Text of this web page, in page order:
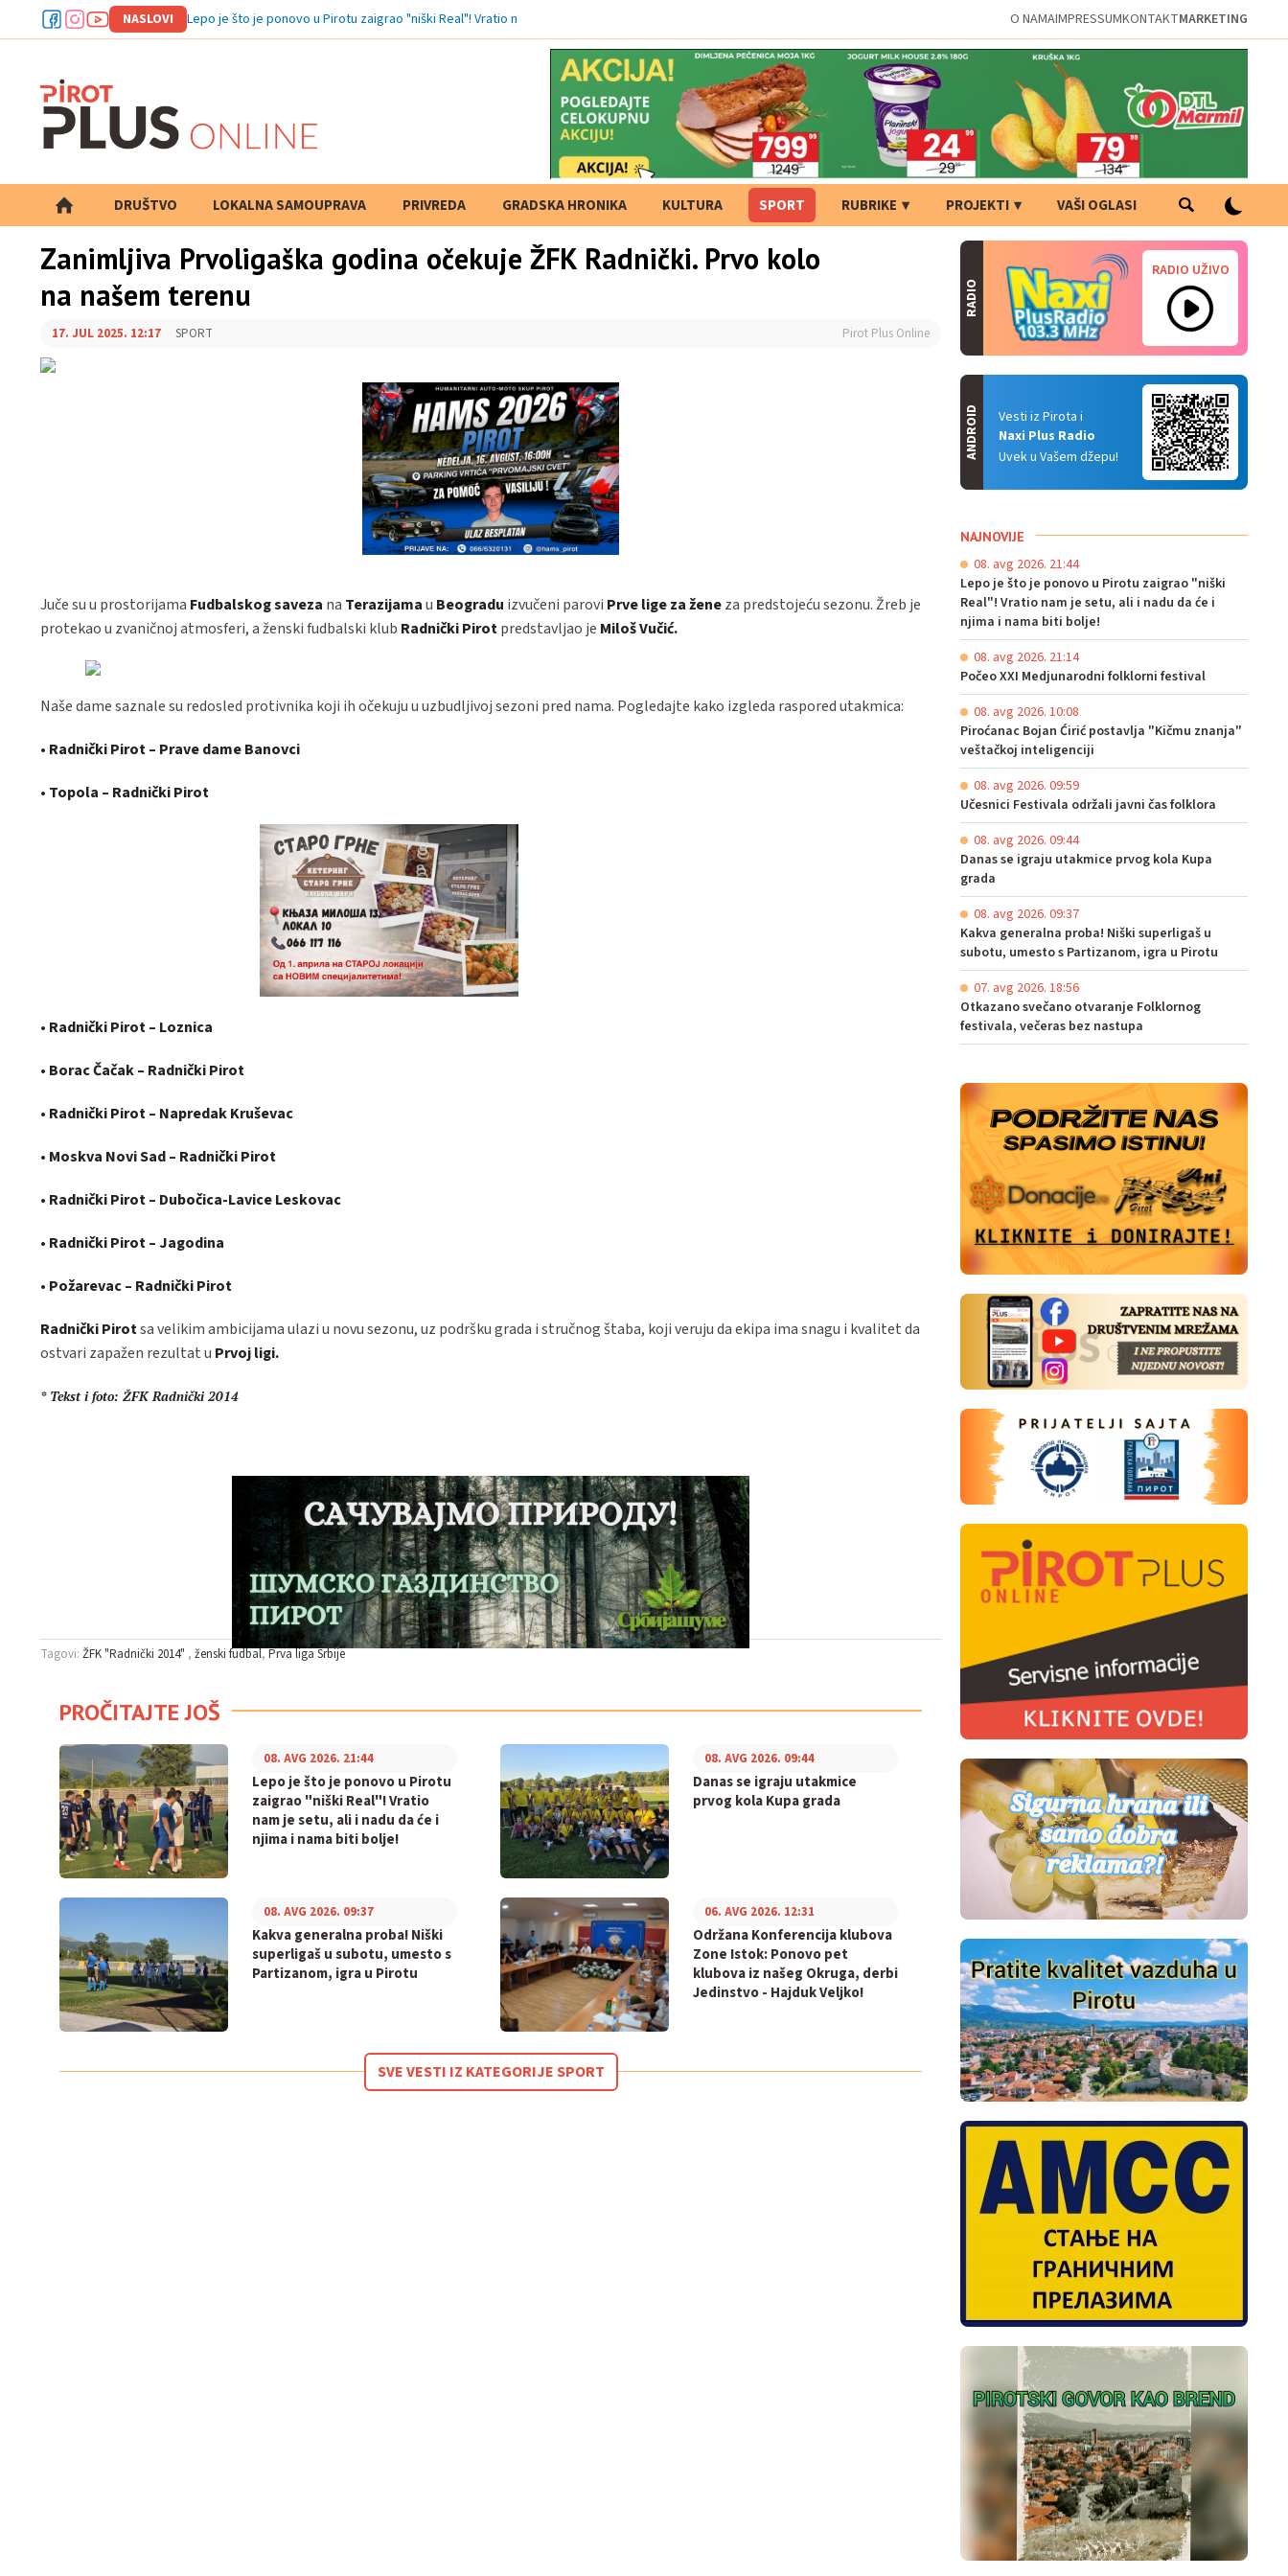
NASLOVI Lepo je O NAMAIMPRESSUMKONTAKTMARKETING
DRUŠTVO LOKALNA SAMOUPRAVA PRIVREDA GRADSKA HRONIKA KULTURA SPORT RUBRIKE PROJEKTI VAŠI OGLASI
PRETRAGA
Zanimljiva Prvoligaška godina očekuje ŽFK Radnički. Prvo kolo
na našem terenu
17. JUL 2025. 12:17 SPORT Pirot Plus Online
Juče su u prostorijama Fudbalskog saveza na Terazijamau Beogradu izvučeni parovi Prve lige za ženeza predstojeću sezonu. Žreb je
protekao u zvaničnoj atmosferi, a ženski fudbalski klub Radnički Pirotpredstavljao je Miloš Vučić.
Naše dame saznale su redosled protivnika koji ih očekuju u uzbudljivoj sezoni pred nama. Pogledajte kako izgleda raspored utakmica:
• Radnički Pirot – Prave dame Banovci
• Topola – Radnički Pirot
• Radnički Pirot – Loznica
• Borac Čačak – Radnički Pirot
• Radnički Pirot – Napredak Kruševac
• Moskva Novi Sad – Radnički Pirot
• Radnički Pirot – Dubočica-Lavice Leskovac
• Radnički Pirot – Jagodina
• Požarevac – Radnički Pirot
Radnički Pirotsa velikim ambicijama ulazi u novu sezonu, uz podršku grada i stručnog štaba, koji veruju da ekipa ima snagu i kvalitet da
ostvari zapažen rezultat u Prvoj ligi.
* Tekst i foto: ŽFK Radnički 2014
Tagovi: ŽFK "Radnički 2014" ženski fudbal Prva liga Srbije
PROČITAJTE JOŠ
Lepo je što je ponovo u Pirotu
zaigrao "niški Real"! Vratio
nam je setu, ali i nadu da će i
njima i nama biti bolje!
08. AVG 2026. 21:44
Danas se igraju utakmice
prvog kola Kupa grada
08. AVG 2026. 09:44
Kakva generalna proba! Niški
superligaš u subotu, umesto s
Partizanom, igra u Pirotu
08. AVG 2026. 09:37
Održana Konferencija klubova
Zone Istok: Ponovo pet
klubova iz našeg Okruga, derbi
Jedinstvo - Hajduk Veljko!
06. AVG 2026. 12:31
SVE VESTI IZ KATEGORIJE SPORT
RADIO
RADIO UŽIVO
Vesti iz Pirota i
Naxi Plus Radio
Uvek u Vašem džepu!
ANDROID
NAJNOVIJE
08. avg 2026. 21:44
Lepo je što je ponovo u Pirotu zaigrao "niški
Real"! Vratio nam je setu, ali i nadu da će i
njima i nama biti bolje!
08. avg 2026. 21:14
Počeo XXI Medjunarodni folklorni festival
08. avg 2026. 10:08
Piroćanac Bojan Ćirić postavlja "Kičmu znanja"
veštačkoj inteligenciji
08. avg 2026. 09:59
Učesnici Festivala održali javni čas folklora
08. avg 2026. 09:44
Danas se igraju utakmice prvog kola Kupa
grada
08. avg 2026. 09:37
Kakva generalna proba! Niški superligaš u
subotu, umesto s Partizanom, igra u Pirotu
07. avg 2026. 18:56
Otkazano svečano otvaranje Folklornog
festivala, večeras bez nastupa